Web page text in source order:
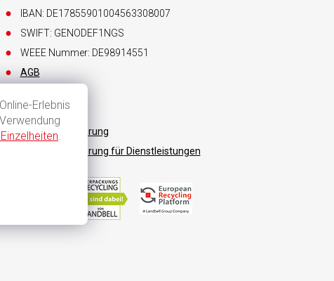
Erlebnis
.
IBAN: DE17855901004563308007
SWIFT: GENODEF1NGS
WEEE Nummer: DE98914551
AGB
Impressum
Widerrufsbelehrung
Widerrufsbelehrung für Dienstleistungen